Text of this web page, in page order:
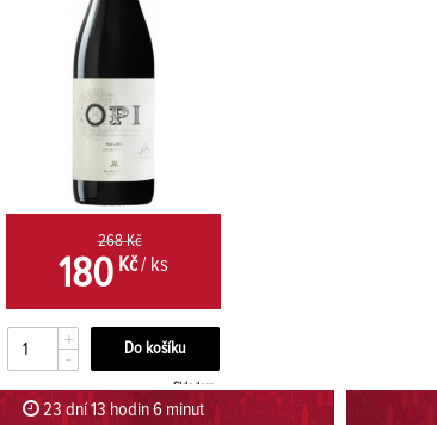
268 Kč
180 Kč/ ks
+
-
Skladem
23 dní 13 hodin 5 minut 59 sekund